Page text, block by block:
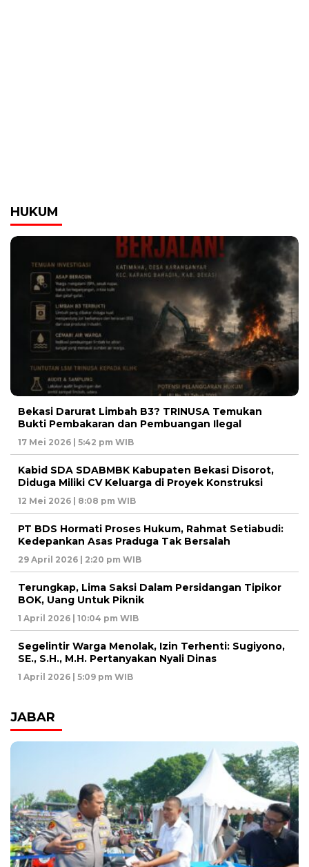
HUKUM
Bekasi Darurat Limbah B3? TRINUSA Temukan
Bukti Pembakaran dan Pembuangan Ilegal
17 Mei 2026 | 5:42 pm WIB
Kabid SDA SDABMBK Kabupaten Bekasi Disorot,
Diduga Miliki CV Keluarga di Proyek Konstruksi
12 Mei 2026 | 8:08 pm WIB
PT BDS Hormati Proses Hukum, Rahmat Setiabudi:
Kedepankan Asas Praduga Tak Bersalah
29 April 2026 | 2:20 pm WIB
Terungkap, Lima Saksi Dalam Persidangan Tipikor
BOK, Uang Untuk Piknik
1 April 2026 | 10:04 pm WIB
Segelintir Warga Menolak, Izin Terhenti: Sugiyono,
SE., S.H., M.H. Pertanyakan Nyali Dinas
1 April 2026 | 5:09 pm WIB
JABAR